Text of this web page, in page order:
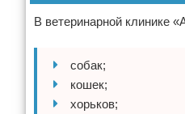
В ветеринарной клинике
собак;
кошек;
хорьков;